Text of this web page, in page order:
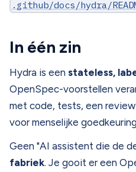
.github/docs/hydra/
In één zin
Hydra is een stateless,
OpenSpec-voorstellen
met code, tests, een
voor menselijke
Geen "AI assistent die de
fabriek. Je gooit er een